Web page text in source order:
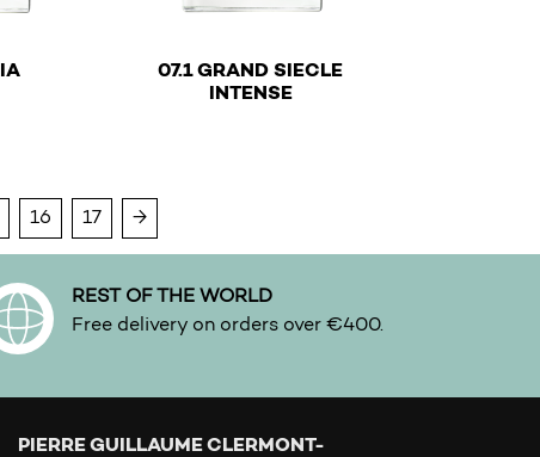
07.1 GRAND SIECLE
INTENSE
€
16 17 →
REST OF THE WORLD
Free delivery on orders over €400.
PIERRE GUILLAUME CLERMONT-